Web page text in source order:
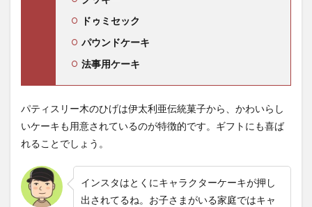
ドゥミセック
パウンドケーキ
法事用ケーキ
パティスリー木のひげは伊太利亜伝統菓子から、かわいらし
いケーキも用意されているのが特徴的です。ギフトにも喜ば
れることでしょう。
インスタはとくにキャラクターケーキが押し
出されてるね。お子さまがいる家庭ではキャ